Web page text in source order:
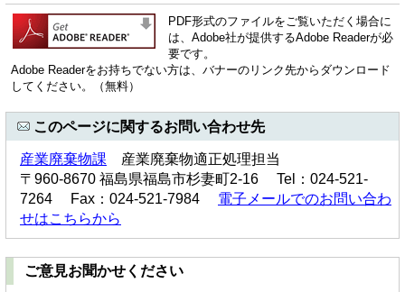
PDF形式のファイルをご覧いただく場合に
は、Adobe社が提供するAdobe Readerが必
要です。
Adobe Readerをお持ちでない方は、バナーのリンク先からダウンロード
してください。（無料）
このページに関するお問い合わせ先
産業廃棄物課 産業廃棄物適正処理担当
〒960-8670 福島県福島市杉妻町2-16 Tel：024-521-
7264 Fax：024-521-7984 電子メールでのお問い合わ
せはこちらから
ご意見お聞かせください